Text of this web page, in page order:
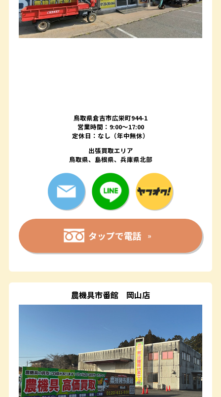
鳥取県倉吉市広栄町944-1
営業時間：9:00～17:00
定休日：なし（年中無休）
出張買取エリア
鳥取県、島根県、兵庫県北部
タップで電話
農機具市番館 岡山店